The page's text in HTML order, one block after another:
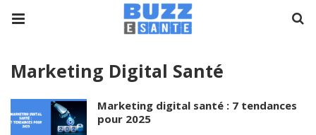
Marketing Digital Santé
Marketing digital santé : 7 tendances
pour 2025